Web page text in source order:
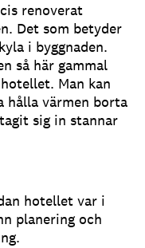
renoverat
Det som betyder
i byggnaden.
så här gammal
Man kan
hålla värmen borta
sig in stannar
hotellet var i
planering och